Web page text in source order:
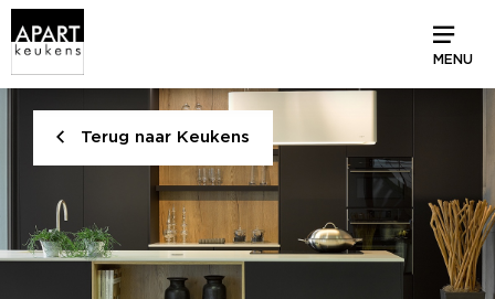
MENU
Terug naar Keukens